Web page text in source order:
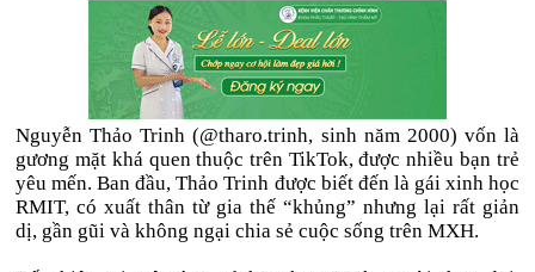
Nguyễn Thảo Trinh (@tharo.trinh, sinh năm 2000) vốn là
gương mặt khá quen thuộc trên TikTok, được nhiều bạn trẻ
yêu mến. Ban đầu, Thảo Trinh được biết đến là gái xinh học
RMIT, có xuất thân từ gia thế “khủng” nhưng lại rất giản
dị, gần gũi và không ngại chia sẻ cuộc sống trên MXH.